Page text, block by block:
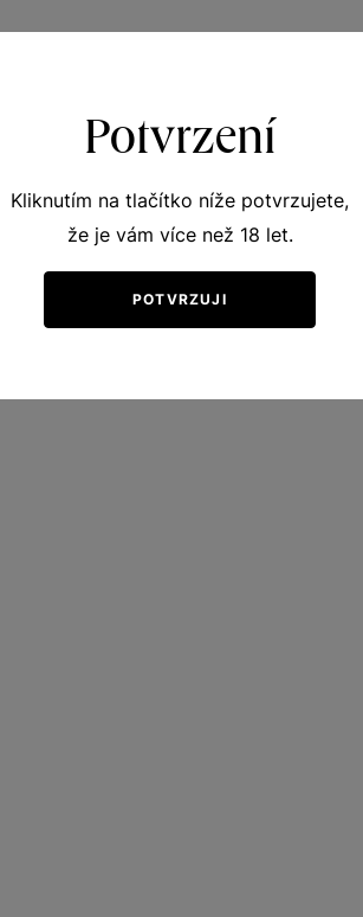
Potvrzení
Kliknutím na tlačítko níže potvrzujete,
že je vám více než 18 let.
POTVRZUJI